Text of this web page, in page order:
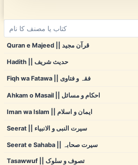
Quran e Majeed || قرآن مجید
Hadith || حدیث شریف
Fiqh wa Fatawa || فقہ و فتاوی
Ahkam o Masail || احکام و مسائل
Iman wa Islam || ایمان و اسلام
Seerat || سیرت النبی و الانبیاء
Seerat e Sahaba || سیرت صحابہ
Tasawwuf || تصوف و سلوک